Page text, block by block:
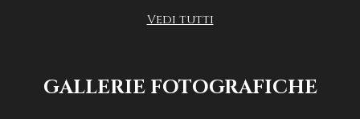
Vedi tutti
GALLERIE FOTOGRAFICHE